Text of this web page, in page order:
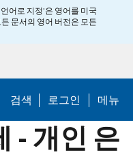
어로 지정’은 영어를 미국
문서의 영어 버전은 모든
검색 로그인 메뉴
- 개인 은